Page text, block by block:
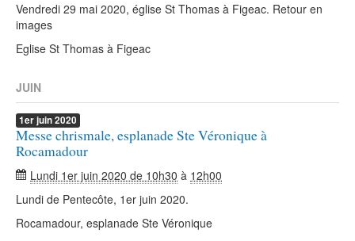
Vendredi 29 mai 2020, église St Thomas à Figeac. Retour en
images
Eglise St Thomas à Figeac
JUIN
1erjuin2020
Messe chrismale, esplanade Ste Véronique à
Rocamadour
Lundi 1er juin 2020 de 10h30 à 12h00
Lundi de Pentecôte, 1er juin 2020.
Rocamadour, esplanade Ste Véronique